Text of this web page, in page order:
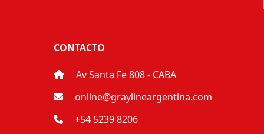
CONTACTO
Av Santa Fe 808 - CABA
online@graylineargentina.com
+54 5239 8206